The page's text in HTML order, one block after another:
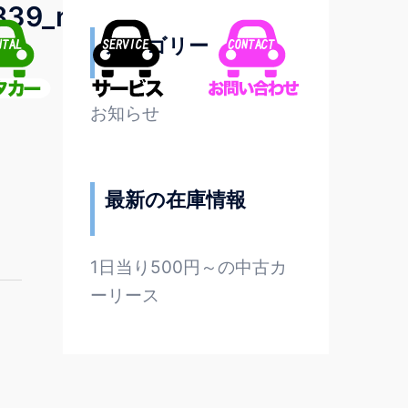
カテゴリー
お知らせ
最新の在庫情報
1日当り500円～の中古カ
ーリース